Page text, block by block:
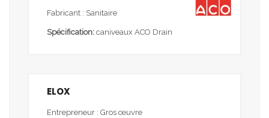
Fabricant : Sanitaire
Spécification: caniveaux ACO Drain
ELOX
Entrepreneur : Gros œuvre